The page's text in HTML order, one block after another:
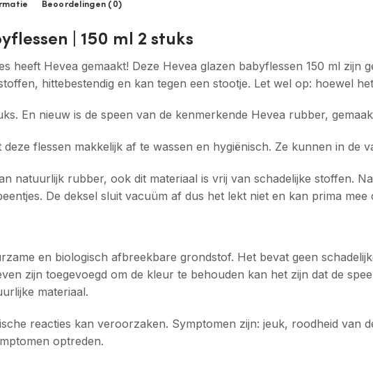
Beoordelingen (0)
| 150 ml 2 stuks
heeft Hevea gemaakt! Deze Hevea glazen babyflessen 150 ml zijn
hittebestendig en kan tegen een stootje. Let wel op: hoewel
En nieuw is de speen van de kenmerkende Hevea rubber,
flessen makkelijk af te wassen en hygiënisch. Ze kunnen in de
natuurlijk rubber, ook dit materiaal is vrij van schadelijke stoffen.
De deksel sluit vacuüm af dus het lekt niet en kan prima mee
en biologisch afbreekbare grondstof. Het bevat geen
zijn toegevoegd om de kleur te behouden kan het zijn dat de
materiaal.
reacties kan veroorzaken. Symptomen zijn: jeuk, roodheid van
optreden.